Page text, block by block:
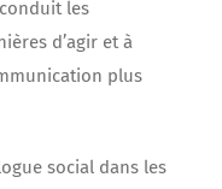
les
d’agir et à
plus
social dans les